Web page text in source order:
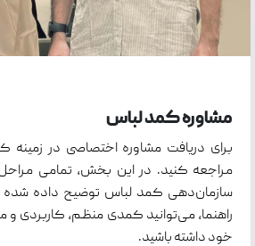
مشاوره کمد لباس
برای دریافت مشاوره اختصاصی در زمینه
مراجعه کنید. در این بخش، تمامی
سازمان‌دهی کمد لباس توضیح داده شده
راهنما، می‌توانید کمدی منظم،
خود داشته باشید.